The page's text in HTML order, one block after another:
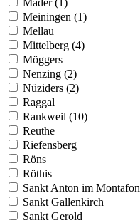
Meiningen (1)
Mellau
Mittelberg (4)
Möggers
Nenzing (2)
Nüziders (2)
Raggal
Rankweil (10)
Reuthe
Riefensberg
Röns
Röthis
Sankt Anton im Montafon
Sankt Gallenkirch
Sankt Gerold